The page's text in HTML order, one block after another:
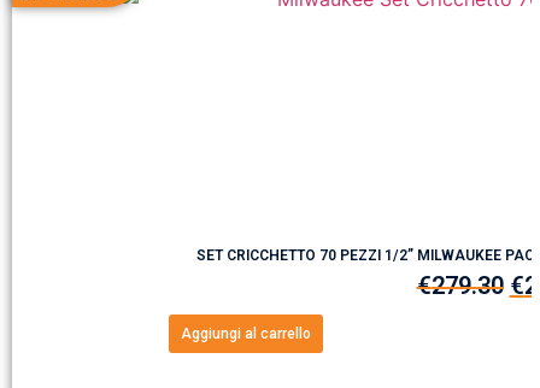
SET CRICCHETTO 70 PEZZI 1/2” MILWAUKEE
€279.30 €
Aggiungi al carrello